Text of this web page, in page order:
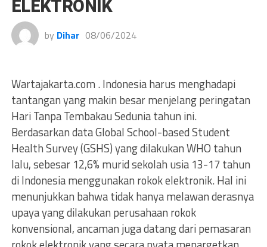
ELEKTRONIK
by Dihar 08/06/2024
Wartajakarta.com . Indonesia harus menghadapi
tantangan yang makin besar menjelang peringatan
Hari Tanpa Tembakau Sedunia tahun ini.
Berdasarkan data Global School-based Student
Health Survey (GSHS) yang dilakukan WHO tahun
lalu, sebesar 12,6% murid sekolah usia 13-17 tahun
di Indonesia menggunakan rokok elektronik. Hal ini
menunjukkan bahwa tidak hanya melawan derasnya
upaya yang dilakukan perusahaan rokok
konvensional, ancaman juga datang dari pemasaran